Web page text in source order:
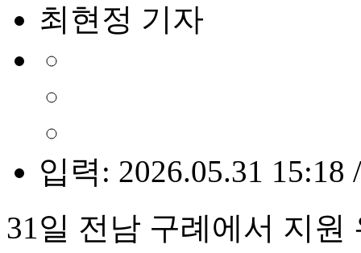
최현정 기자
입력: 2026.05.31 15:18
31일 전남 구례에서 지원